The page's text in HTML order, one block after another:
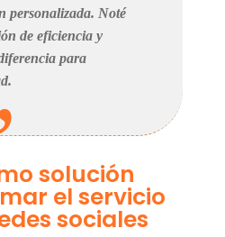
personalizada. Noté
de eficiencia y
para
solución
el servicio
sociales